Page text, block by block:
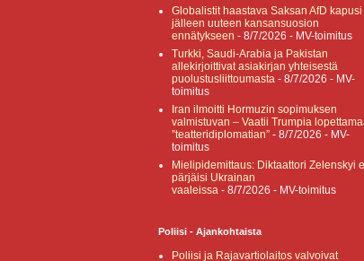
Globalistit haastava Saksan AfD kapusi
jälleen uuteen kansansuosion
ennätykseen - 8/7/2026 - MV-toimitus
Turkki, Saudi-Arabia ja Pakistan
allekirjoittivat asiakirjan yhteisestä
puolustusliittoumasta - 8/7/2026 - MV-
toimitus
Iran ilmoitti Hormuzin sopimuksen
valmistuvan – Vaatii Trumpia
”teatteridiplomatian” - 8/7/2026 - MV-
toimitus
Mielipidemittaus: Diktaattori Zelenskyi
pärjäisi Ukrainan
vaaleissa - 8/7/2026 - MV-toimitus
Poliisi - Ajankohtaista
Poliisi ja Rajavartiolaitos valvoivat